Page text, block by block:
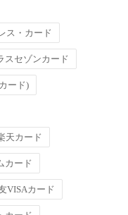
ス・カード
スセゾンカード
ード)
天カード
カード
VISAカード